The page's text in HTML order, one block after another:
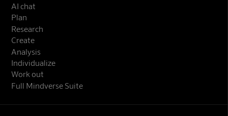
AI chat
Plan
Research
Create
Analysis
Individualize
Work out
Full Mindverse Suite